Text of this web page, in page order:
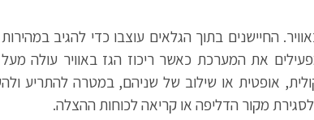
החיישנים בתוך הגלאים עוצבו כדי להגיב במהירות
את המערכת כאשר ריכוז הגז באוויר עולה
אופטית או שילוב של שניהם, במטרה להתריע
לסגירת מקור הדליפה או קריאה לכוחות ההצלה.